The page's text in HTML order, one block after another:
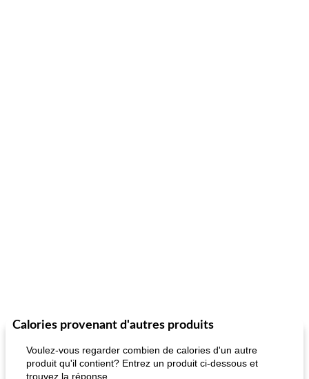
Calories provenant d'autres produits
Voulez-vous regarder combien de calories d'un autre
produit qu'il contient? Entrez un produit ci-dessous et
trouvez la réponse.